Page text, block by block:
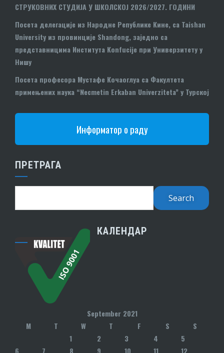
СТРУКОВНИХ СТУДИЈА У ШКОЛСКОЈ 2026/2027. ГОДИНИ
Посета делегације из Народне Републике Кине, са Taishan
University из провинције Shandong, заједно са
представницима Института Konfucije при Универзитету у
Нишу
Посета професора Мустафе Кочаоглуа са Факултета
примењених наука “Necmetin Erkaban Univerziteta” у Турској
Информатор о раду
ПРЕТРАГА
КАЛЕНДАР
September 2021
M
T W T F S
S
1
2 3 4
5
6
7 8 9 10 11 12